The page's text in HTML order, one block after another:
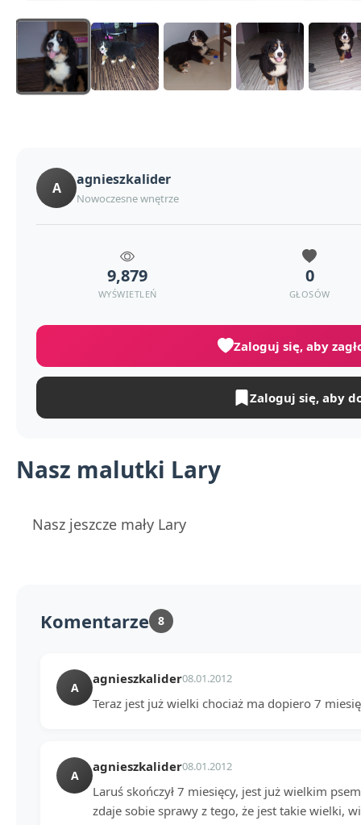
Nasz malutki Lary
Nasz jeszcze mały Lary
A agnieszkalider
Nowoczesne wnętrze
9,879
WYŚWIETLEŃ
0
GŁOSÓW
Zaloguj się, aby
Zaloguj się, aby
Komentarze 8
A
agnieszkalider08.01.2012
Teraz jest już wielki chociaż ma dopiero 7
A
agnieszkalider08.01.2012
Laruś skończył 7 miesięcy, jest już wielkim
zdaje sobie sprawy z tego, że jest takie wielki,